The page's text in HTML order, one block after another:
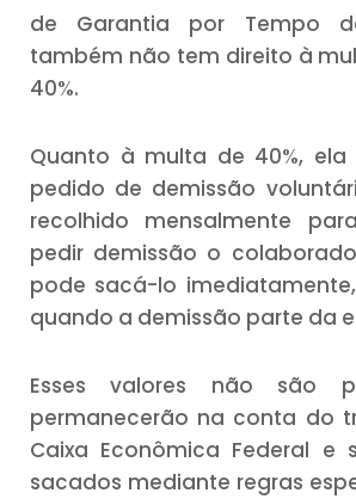
de Garantia por Tempo
também não tem direito à
40%.
Quanto à multa de 40%, ela
pedido de demissão
recolhido mensalmente
pedir demissão o
pode sacá-lo
quando a demissão parte da
Esses valores não são
permanecerão na conta do
Caixa Econômica Federal e
sacados mediante regras